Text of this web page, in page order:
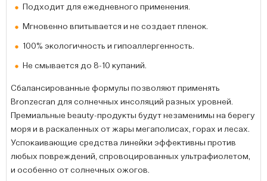
Подходит для ежедневного применения.
Мгновенно впитывается и не создает пленок.
100% экологичность и гипоаллергенность.
Не смывается до 8-10 купаний.
Сбалансированные формулы позволяют применять
Bronzecran для солнечных инсоляций разных уровней.
Премиальные beauty-продукты будут незаменимы на берегу
моря и в раскаленных от жары мегаполисах, горах и лесах.
Успокаивающие средства линейки эффективны против
любых повреждений, спровоцированных ультрафиолетом,
и особенно от солнечных ожогов.